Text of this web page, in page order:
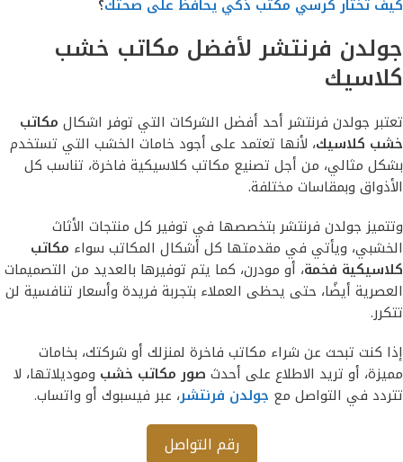
كيف تختار كرسي مكتب ذكي يحافظ على صحتك؟
جولدن فرنتشر لأفضل مكاتب خشب
كلاسيك
تعتبر جولدن فرنتشر أحد أفضل الشركات التي توفر اشكال مكاتب
خشب كلاسيك، لأنها تعتمد على أجود خامات الخشب التي تستخدم
بشكل مثالي، من أجل تصنيع مكاتب كلاسيكية فاخرة، تناسب كل
الأذواق وبمقاسات مختلفة.
وتتميز جولدن فرنتشر بتخصصها في توفير كل منتجات الأثاث
الخشبي، ويأتي في مقدمتها كل أشكال المكاتب سواء مكاتب
كلاسيكية فخمة، أو مودرن، كما يتم توفيرها بالعديد من التصميمات
العصرية أيضًا، حتى يحظى العملاء بتجربة فريدة وأسعار تنافسية لن
تتكرر.
إذا كنت تبحث عن شراء مكاتب فاخرة لمنزلك أو شركتك، بخامات
مميزة، أو تريد الاطلاع على أحدث صور مكاتب خشب وموديلاتها، لا
تتردد في التواصل مع جولدن فرنتشر، عبر فيسبوك أو واتساب.
رقم التواصل